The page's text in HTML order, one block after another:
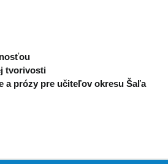
tvorivosti
a prózy pre učiteľov okresu Šaľa